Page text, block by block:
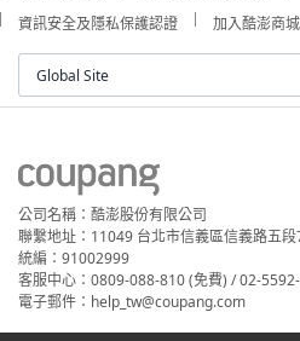
資訊安全及隱私保護認證
加入酷澎商城
Global Site
公司名稱：酷澎股份有限公司
聯繫地址：11049 台北市信義區信義路五
統編：91002999
客服中心：0809-088-810 (免費) / 02-
電子郵件：help_tw@coupang.com